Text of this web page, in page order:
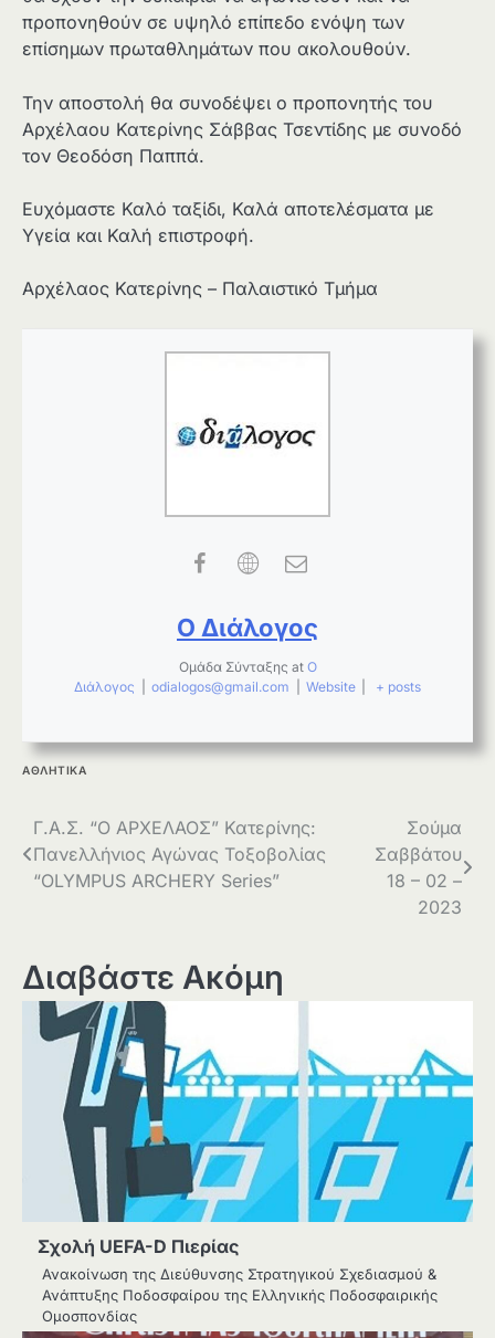
προπονηθούν σε υψηλό επίπεδο ενόψη των
επίσημων πρωταθλημάτων που ακολουθούν.
Την αποστολή θα συνοδέψει ο προπονητής του
Αρχέλαου Κατερίνης Σάββας Τσεντίδης με συνοδό
τον Θεοδόση Παππά.
Ευχόμαστε Καλό ταξίδι, Καλά αποτελέσματα με
Υγεία και Καλή επιστροφή.
Αρχέλαος Κατερίνης – Παλαιστικό Τμήμα
Ο Διάλογος
Ομάδα Σύνταξης at Ο
Διάλογος
odialogos@gmail.com Website + posts
ΑΘΛΗΤΙΚΑ
Πλοήγηση
άρθρων
Γ.Α.Σ. “Ο ΑΡΧΕΛΑΟΣ” Κατερίνης:
Πανελλήνιος Αγώνας Τοξοβολίας
“OLYMPUS ARCHERY Series”
Σούμα
Σαββάτου
18 – 02 –
2023
Διαβάστε Ακόμη
Σχολή UEFA-D Πιερίας
Ανακοίνωση της Διεύθυνσης Στρατηγικού Σχεδιασμού &
Ανάπτυξης Ποδοσφαίρου της Ελληνικής Ποδοσφαιρικής
Ομοσπονδίας